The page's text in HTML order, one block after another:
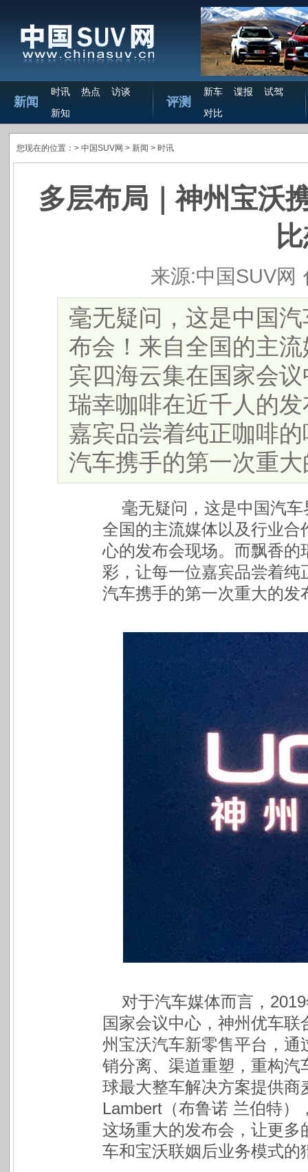
新闻
时讯 热点
访谈
新知
评测
新车 谍报
试驾
对比
您现在的位置：> 中国SUV网 > 新闻 > 时讯
多层布局｜神州宝沃
来源:中国SUV网
毫无疑问，这是中国
布会！来自全国的主
宾四海云集在国家会
瑞幸咖啡在近千人的
嘉宾品尝着纯正咖啡
汽车携手的第一次重
毫无疑问，这是中国汽
全国的主流媒体以及行业
心的发布会现场。而飘香
彩，让每一位嘉宾品尝着
汽车携手的第一次重大的发
对于汽车媒体而言，
国家会议中心，神州优车
州宝沃汽车新零售平台，
销分离、渠道重塑，重构
球最大整车解决方案提供商
Lambert（布鲁诺 兰伯特
这场重大的发布会，让更
车和宝沃联姻后业务模式的